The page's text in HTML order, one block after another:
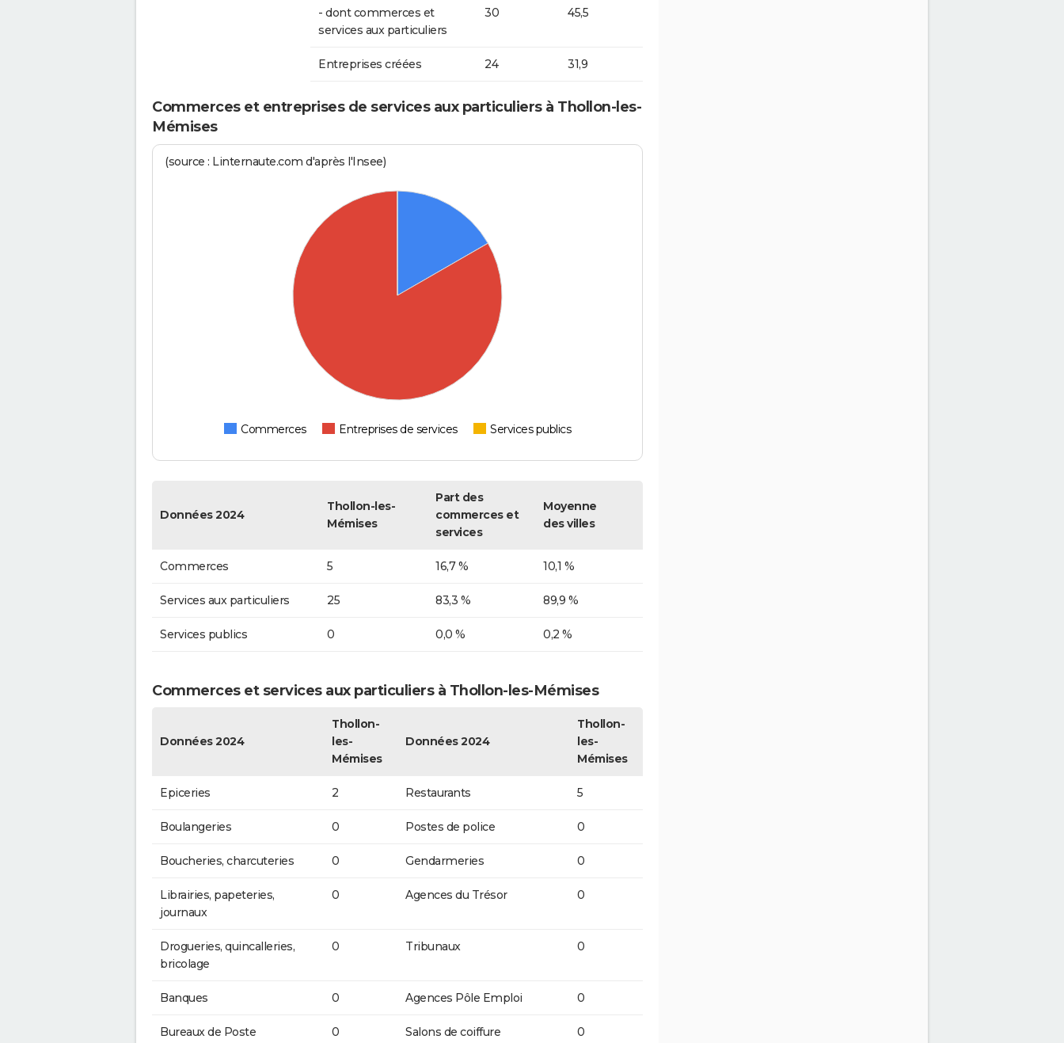
- dont commerces et
services aux particuliers
30 45,5
Entreprises créées 24 31,9
Commerces et entreprises de services aux particuliers à Thollon-les-
Mémises
(source : Linternaute.com d'après l'Insee)
Commerces Entreprises de services Services publics
Données 2024
Thollon-les-
Mémises
Part des
commerces et
services
Moyenne
des villes
Commerces 5 16,7 % 10,1 %
Services aux particuliers 25 83,3 % 89,9 %
Services publics 0 0,0 % 0,2 %
Commerces et services aux particuliers à Thollon-les-Mémises
Données 2024
Thollon-
les-
Mémises
Données 2024
Thollon-
les-
Mémises
Epiceries 2 Restaurants 5
Boulangeries 0 Postes de police 0
Boucheries, charcuteries 0 Gendarmeries 0
Librairies, papeteries,
journaux
0 Agences du Trésor 0
Drogueries, quincalleries,
bricolage
0 Tribunaux 0
Banques 0 Agences Pôle Emploi 0
Bureaux de Poste 0 Salons de coiffure 0